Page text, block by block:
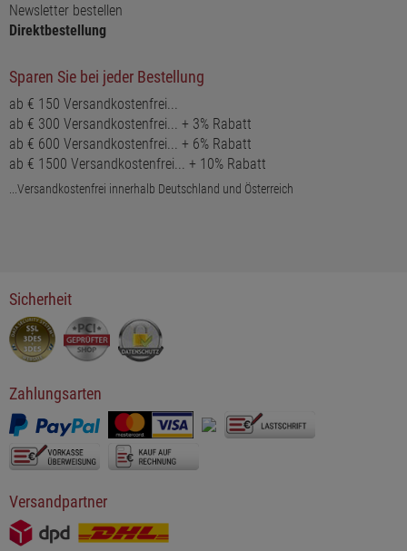
Newsletter bestellen
Direktbestellung
Sparen Sie bei jeder Bestellung
ab € 150 Versandkostenfrei...
ab € 300 Versandkostenfrei... + 3% Rabatt
ab € 600 Versandkostenfrei... + 6% Rabatt
ab € 1500 Versandkostenfrei... + 10% Rabatt
...Versandkostenfrei innerhalb Deutschland und Österreich
Sicherheit
Zahlungsarten
Versandpartner